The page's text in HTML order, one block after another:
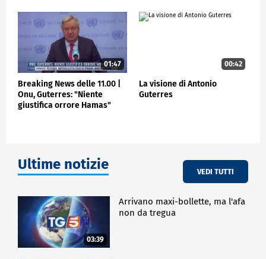
ESTERI
01:47
Breaking News delle 11.00 |
Onu, Guterres: "Niente
giustifica orrore Hamas"
00:42
La visione di Antonio
Guterres
Ultime notizie VEDI TUTTI
03:39
Arrivano maxi-bollette, ma l'afa
non da tregua